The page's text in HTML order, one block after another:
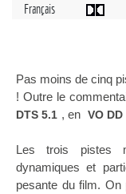
Français
Pas moins de cinq
! Outre le
DTS 5.1 , en VO DD
Les trois pistes
dynamiques et
pesante du film. On